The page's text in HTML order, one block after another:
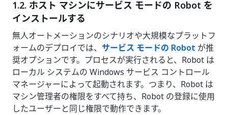
1.2. ホスト マシンにサービス モードの Robot を
インストールする
無人オートメーションのシナリオや大規模なプラットフ
ォームのデプロイでは、 サービス モードの Robot が推
奨オプションです。プロセスが実行されると、Robot は
ローカル システムの Windows サービス コントロール
マネージャーによって起動されます。つまり、Robot は
マシン管理者の権限をすべて持ち、Robot の登録に使用
したユーザーと同じ権限で動作できます。